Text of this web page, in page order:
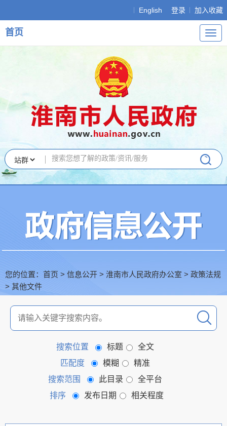
English 登录 加入收藏
导
航
首页
您的位置： 首页 > 信息公开 > 淮南市人民政府办公室 > 政策法规
> 其他文件
搜索位置 标题
全文
匹配度
模糊
精准
搜索范围
此目录
全平台
排序
发布日期 相关程度